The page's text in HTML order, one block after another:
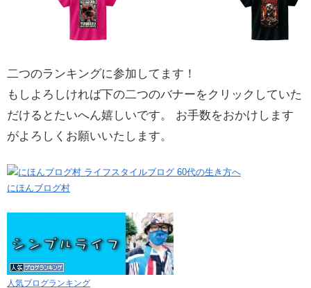
二つのランキングに参加してます！
もしよろしければ下の二つのバナーをクリックしていた
だけるとたいへん嬉しいです。 お手数をおかけします
がよろしくお願いいたします。
にほんブログ村
人気ブログランキング